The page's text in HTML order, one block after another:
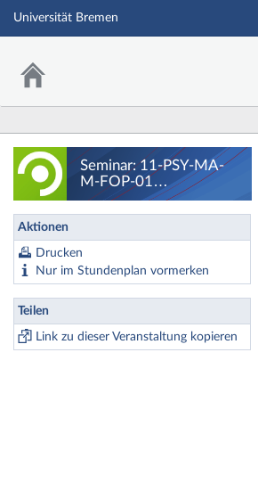
Universität Bremen
Seminar: 11-PSY-MA-
M-FOP-01
Psychotherapieforschun
g - Details
Aktionen
Drucken
Nur im Stundenplan vormerken
Teilen
Link zu dieser Veranstaltung kopieren